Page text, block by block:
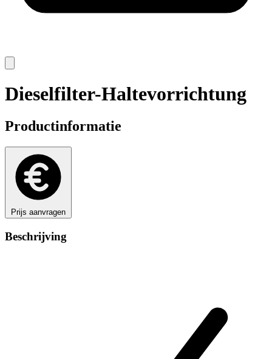
Dieselfilter-Haltevorrichtung
Productinformatie
Prijs aanvragen
Beschrijving